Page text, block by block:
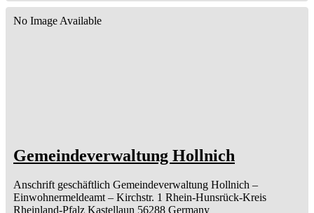
No Image Available
Gemeindeverwaltung Hollnich
Anschrift geschäftlich Gemeindeverwaltung Hollnich –
Einwohnermeldeamt – Kirchstr. 1 Rhein-Hunsrück-Kreis
Rheinland-Pfalz Kastellaun 56288 Germany